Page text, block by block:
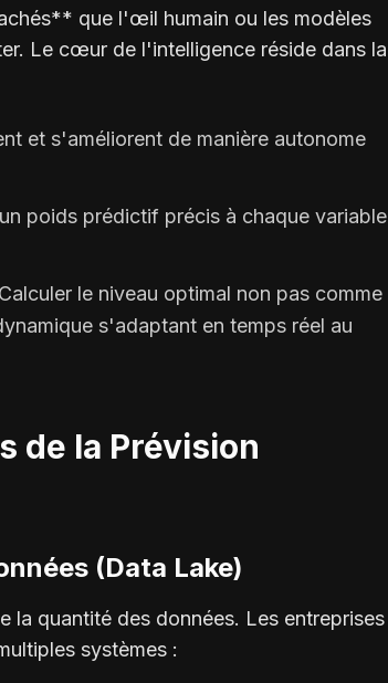
que l'œil humain ou les modèles
Le cœur de l'intelligence réside dans la
et s'améliorent de manière autonome
poids prédictif précis à chaque variable
Calculer le niveau optimal non pas comme
s'adaptant en temps réel au
de la Prévision
(Data Lake)
la quantité des données. Les entreprises
systèmes :